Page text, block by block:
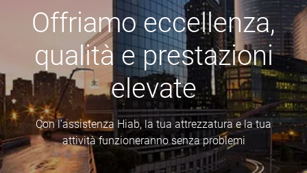
Offriamo eccellenza,
qualità e prestazioni
elevate
Con l’assistenza Hiab, la tua attrezzatura e la tua
attività funzioneranno senza problemi